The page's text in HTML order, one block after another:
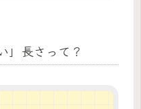
」長さって？